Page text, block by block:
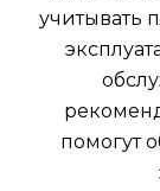
учитывать
помогут